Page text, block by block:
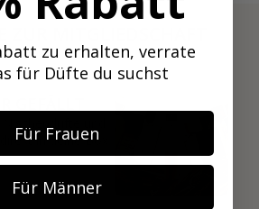
in deine Box.
zu erhalten, verrate
für Düfte du suchst
Für Frauen
Für Männer